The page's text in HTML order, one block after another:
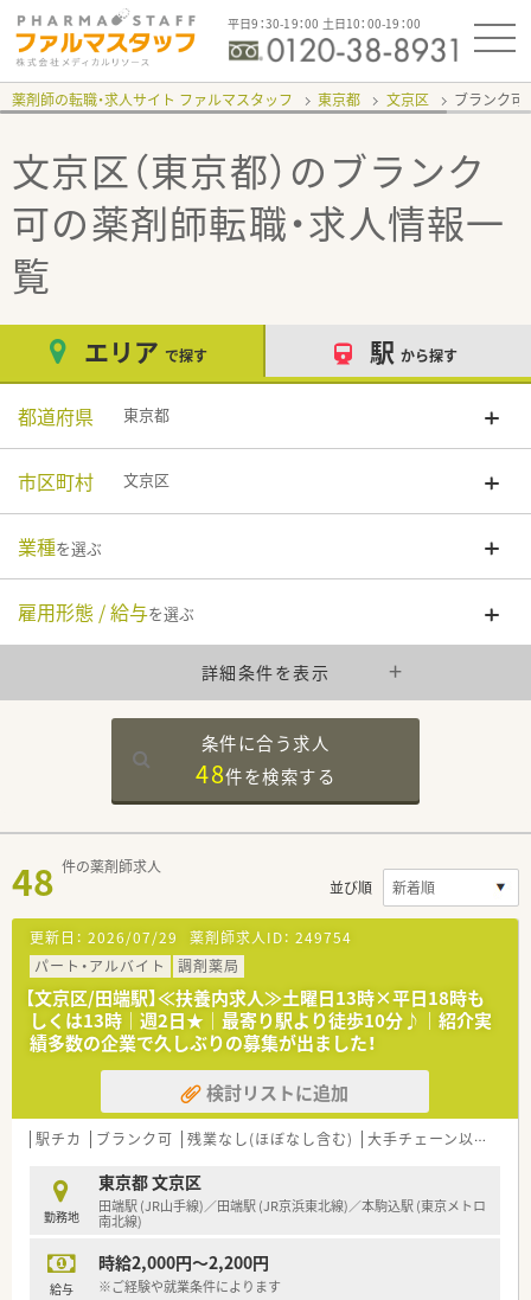
平日9：30-19：00 土日10：00-19：00
薬剤師の転職・求人サイト ファルマスタッフ 東京都 文京区 ブランク可
文京区（東京都）のブランク
可の薬剤師転職・求人情報一
覧
エリア で探す 駅 から探す
都道府県 東京都
市区町村 文京区
業種を選ぶ
雇用形態 / 給与を選ぶ
詳細条件を表示
条件に合う求人
48件を検索する
48 件の薬剤師求人
並び順
更新日： 2026/07/29 薬剤師求人ID： 249754
パート・アルバイト
調剤薬局
【文京区/田端駅】≪扶養内求人≫土曜日13時×平日18時も
しくは13時｜週2日★｜最寄り駅より徒歩10分♪｜紹介実
績多数の企業で久しぶりの募集が出ました！
検討リストに追加
駅チカ ブランク可 残業なし(ほぼなし含む) 大手チェーン以外
勤務地
東京都 文京区
田端駅 (JR山手線)／田端駅 (JR京浜東北線)／本駒込駅 (東京メトロ
南北線)
給与
時給2,000円～2,200円
※ご経験や就業条件によります